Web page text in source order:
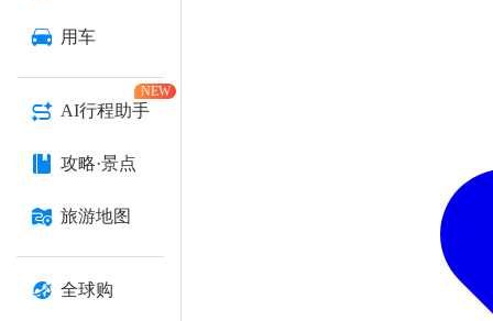
用车
AI行程助手
NEW
攻略·景点
旅游地图
全球购